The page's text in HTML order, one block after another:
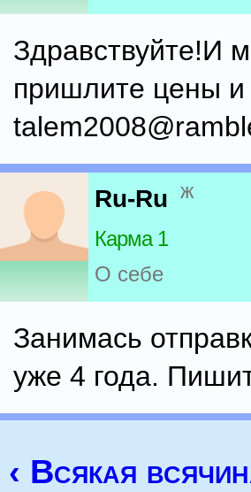
Здравствуйте!И
пришлите цены
Ru-Ru ж
Карма 1
О себе
Занимась
уже 4 года.
‹ Всякая